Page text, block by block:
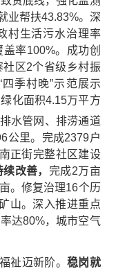
业帮扶43.83%。深
村生活污水治理率
率100%。成功创
区2个省级乡村振
季村晚”示范展示
化面积4.15万平方
水管网、排涝通道
公里。完成2379户
正街完整社区建设
改善， 完成2万亩
。修复治理16个历
山。深入推进重点
达80%，城市空气
祉迈新阶。 稳岗就